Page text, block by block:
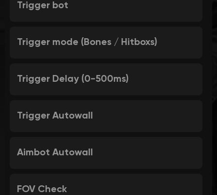
Trigger bot
Trigger mode (Bones / Hitboxs)
Trigger Delay (0-500ms)
Trigger Autowall
Aimbot Autowall
FOV Check